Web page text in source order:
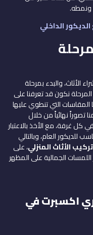
ونمطه.
الداخلي
الأثاث، والبدء بمرحلة
نكون قد تعرفنا على
التي تنطوي عليها
تصوراً نهائياً من خلال
كل غرفة، مع الأخذ بالاعتبار
للديكور العام، وبالتالي
تركيب الأثاث المنزلي، على
الجمالية على المظهر
اكسبرت في